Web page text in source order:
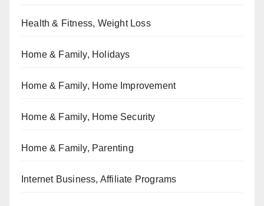
Health & Fitness, Weight Loss
Home & Family, Holidays
Home & Family, Home Improvement
Home & Family, Home Security
Home & Family, Parenting
Internet Business, Affiliate Programs